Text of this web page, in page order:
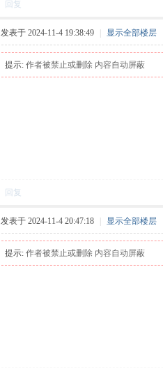
回复
发表于 2024-11-4 19:38:49 显示全部楼层
提示: 作者被禁止或删除 内容自动屏蔽
回复
发表于 2024-11-4 20:47:18 显示全部楼层
提示: 作者被禁止或删除 内容自动屏蔽